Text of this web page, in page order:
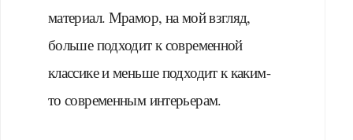
материал. Мрамор, на мой взгляд,
больше подходит к современной
классике и меньше подходит к каким-
то современным интерьерам.